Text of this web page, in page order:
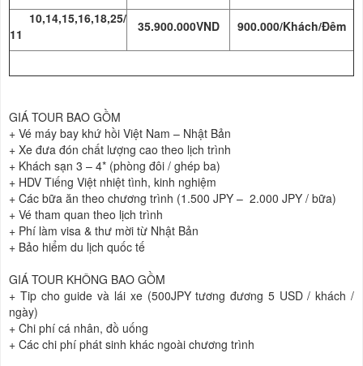
10,14,15,16,18,25/
11
35.900.000VND 900.000/Khách/Đêm
GIÁ TOUR BAO GỒM
+ Vé máy bay khứ hồi Việt Nam – Nhật Bản
+ Xe đưa đón chất lượng cao theo lịch trình
+ Khách sạn 3 – 4* (phòng đôi / ghép ba)
+ HDV Tiếng Việt nhiệt tình, kinh nghiệm
+ Các bữa ăn theo chương trình (1.500 JPY – 2.000 JPY / bữa)
+ Vé tham quan theo lịch trình
+ Phí làm visa & thư mời từ Nhật Bản
+ Bảo hiểm du lịch quốc tế
GIÁ TOUR KHÔNG BAO GỒM
+ Tip cho guide và lái xe (500JPY tương đương 5 USD / khách /
ngày)
+ Chi phí cá nhân, đồ uống
+ Các chi phí phát sinh khác ngoài chương trình